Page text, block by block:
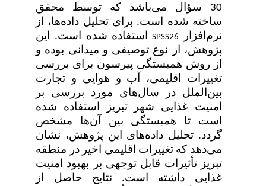
30 سؤال می‌باشد که توسط محقق
ساخته شده است. برای تحلیل داده‌ها، از
نرم‌افزار SPSS26 استفاده شده است. این
پژوهش، از نوع توصیفی و میدانی بوده و
از روش همبستگی پیرسون برای بررسی
تغییرات اقلیمی، آب و هوایی و تجارت
بین‌الملل در سال‌های مورد بررسی بر
امنیت غذایی شهر تبریز استفاده شده
است تا همبستگی بین آن‌ها مشخص
گردد.تحلیل داده‌های این پژوهش، نشان
می‌دهد که تغییرات اقلیمی اخیر در منطقه
تبریز تأثیرات قابل توجهی بر بهبود امنیت
غذایی داشته است. نتایج حاصل از